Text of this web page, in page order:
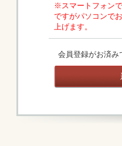
※スマートフォン
ですがパソコンで
上げます。
会員登録がお済み